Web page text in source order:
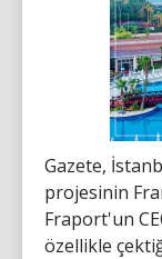
Gazete,
projesinin
Fraport'un
özellikle